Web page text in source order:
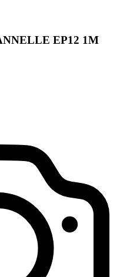
EP12 1M